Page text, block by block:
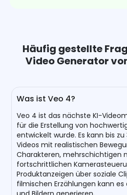
Häufig gestellte
Video Generator
Was ist Veo 4?
Veo 4 ist das nächste KI-
für die Erstellung von
entwickelt wurde. Es kann bis
Videos mit realistischen
Charakteren, mehrschichtigen
fortschrittlichen
Produktanzeigen über soziale
filmischen Erzählungen kann